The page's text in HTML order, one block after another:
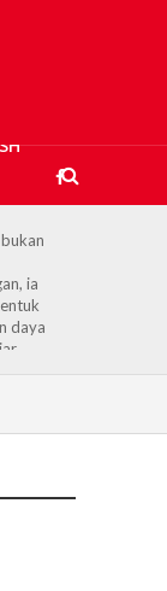
UK High